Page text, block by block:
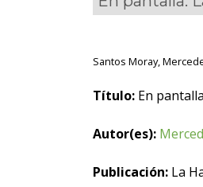
Santos Moray,
Título: En
Autor(es):
Publicación: La